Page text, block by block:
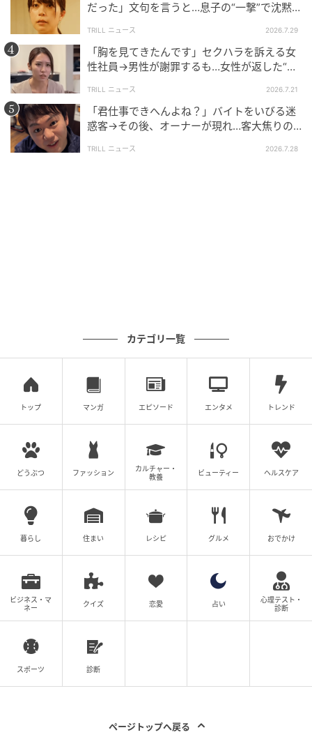
@kiminotame_bunko
「それで言ったら私もさ」
同僚女性が回想するのは、自身が部長に言われた言葉
でした。
「ミスばっかで使えねぇなぁ、どっかに転職しちまえ
よ！」
そんな部長の言葉に、同僚女性も愚痴が止まりませ
ん。
「いやいや、言われなくても転職したいわ。あんたな
んかのもとで働きたくない！って言いかけちゃった
よ」
だった」文句を言うと…息子の“一撃”で沈黙
TRILL ニュース 2026.7.29
「胸を見てきたんです」セクハラを訴える女
性社員→男性が謝罪するも…女性が返した“一
TRILL ニュース 2026.7.21
「君仕事できへんよね？」バイトをいびる迷
惑客→その後、オーナーが現れ…客大焦りの
TRILL ニュース 2026.7.28
カテゴリ一覧
トップ マンガ エピソード エンタメ トレンド
どうぶつ ファッション
カルチャー・
教養
ビューティー ヘルスケア
暮らし 住まい レシピ グルメ おでかけ
ビジネス・マ
ネー
クイズ 恋愛 占い
心理テスト・
診断
スポーツ 診断
ページトップへ戻る